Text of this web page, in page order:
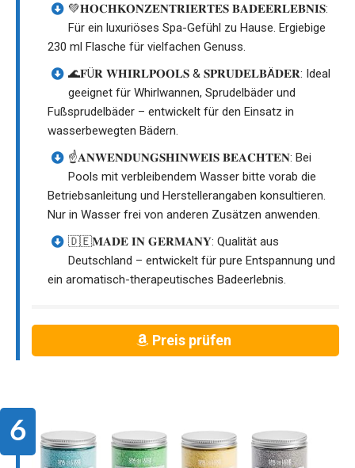
💚𝐇𝐎𝐂𝐇𝐊𝐎𝐍𝐙𝐄𝐍𝐓𝐑𝐈𝐄𝐑𝐓𝐄𝐒 𝐁𝐀𝐃𝐄𝐄𝐑𝐋𝐄𝐁𝐍𝐈𝐒:
Für ein luxuriöses Spa-Gefühl zu Hause. Ergiebige
230 ml Flasche für vielfachen Genuss.
🌊𝐅Ü𝐑 𝐖𝐇𝐈𝐑𝐋𝐏𝐎𝐎𝐋𝐒 & 𝐒𝐏𝐑𝐔𝐃𝐄𝐋𝐁Ä𝐃𝐄𝐑: Ideal
geeignet für Whirlwannen, Sprudelbäder und
Fußsprudelbäder – entwickelt für den Einsatz in
wasserbewegten Bädern.
☝️𝐀𝐍𝐖𝐄𝐍𝐃𝐔𝐍𝐆𝐒𝐇𝐈𝐍𝐖𝐄𝐈𝐒 𝐁𝐄𝐀𝐂𝐇𝐓𝐄𝐍: Bei
Pools mit verbleibendem Wasser bitte vorab die
Betriebsanleitung und Herstellerangaben konsultieren.
Nur in Wasser frei von anderen Zusätzen anwenden.
🇩🇪𝐌𝐀𝐃𝐄 𝐈𝐍 𝐆𝐄𝐑𝐌𝐀𝐍𝐘: Qualität aus
Deutschland – entwickelt für pure Entspannung und
ein aromatisch-therapeutisches Badeerlebnis.
Preis prüfen